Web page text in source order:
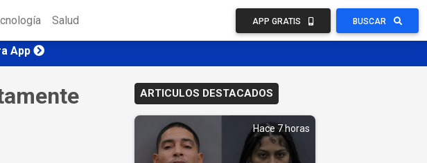
Salud APP GRATIS BUSCAR
App
ARTICULOS DESTACADOS
Hace 7 horas